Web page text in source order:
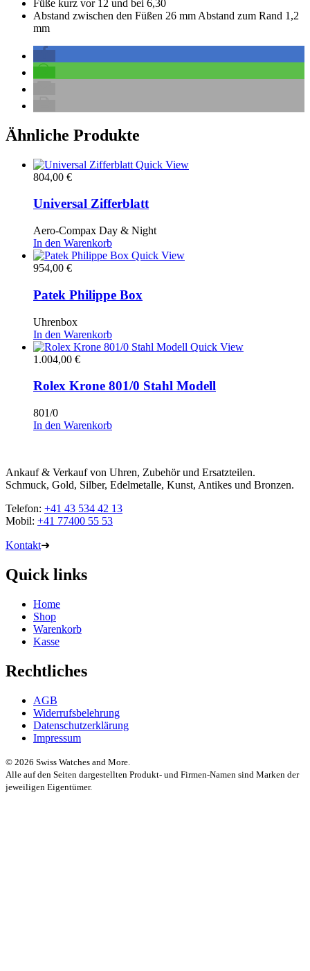
Füße kurz vor 12 und bei 6,30
Abstand zwischen den Füßen 26 mm Abstand zum Rand 1,2
mm
Ähnliche Produkte
Quick View
804,00 €
Universal Zifferblatt
Aero-Compax Day & Night
In den Warenkorb
Quick View
954,00 €
Patek Philippe Box
Uhrenbox
In den Warenkorb
Quick View
1.004,00 €
Rolex Krone 801/0 Stahl Modell
801/0
In den Warenkorb
Ankauf & Verkauf von Uhren, Zubehör und Ersatzteilen.
Schmuck, Gold, Silber, Edelmetalle, Kunst, Antikes und Bronzen.
Telefon: +41 43 534 42 13
Mobil: +41 77400 55 53
Kontakt➜
Quick links
Home
Shop
Warenkorb
Kasse
Rechtliches
AGB
Widerrufsbelehrung
Datenschutzerklärung
Impressum
© 2026 Swiss Watches and More.
Alle auf den Seiten dargestellten Produkt- und Firmen-Namen sind Marken der
jeweiligen Eigentümer.